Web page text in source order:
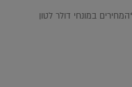
במונחי דולר לטון